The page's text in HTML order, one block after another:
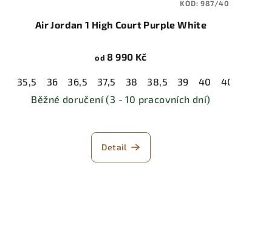
41 42 42,5 43 44
44,5
Air Jordan 1 High Court Purple White
od 8 990 Kč
35,5 36 36,5 37,5 38 38,5 39 40 40,5
Běžné doručení (3 - 10 pracovních dní)
Detail
KÓD:987/40